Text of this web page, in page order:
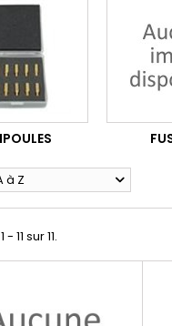
à Z
11 sur 11.